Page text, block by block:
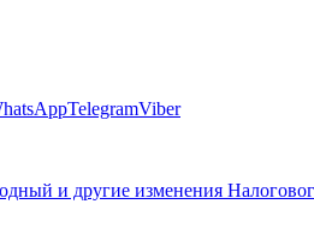
TelegramViber
и другие изменения